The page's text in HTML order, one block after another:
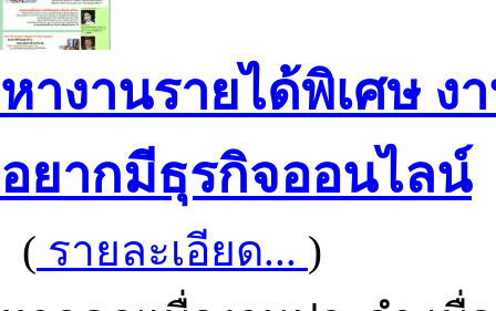
หางานรายได้พิเศษ ง
อยากมีธุรกิจออนไลน์
( รายละเอียด... )